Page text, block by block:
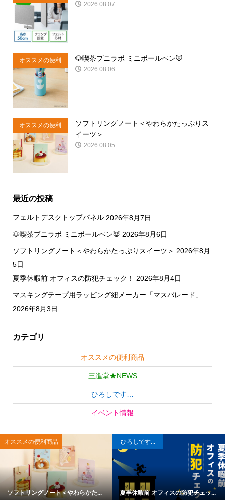
商品
2026.08.07
オススメの便利
商品
🐶喫茶プニラボ ミニボールペン🦊
2026.08.06
オススメの便利
商品
ソフトリングノート＜やわらかたっぷりス
イーツ＞
2026.08.05
最近の投稿
フェルトデスクトップパネル 2026年8月7日
🐶喫茶プニラボ ミニボールペン🦊 2026年8月6日
ソフトリングノート＜やわらかたっぷりスイーツ＞ 2026年8月
5日
夏季休暇前 オフィスの防犯チェック！
2026年8月4日
マスキングテープ用ラッピング紐メーカー「マスパレード」
2026年8月3日
カテゴリ
オススメの便利商品
三進堂★NEWS
ひろしです…
イベント情報
オススメの便利商品
ソフトリングノート＜やわらかた...
ひろしです...
夏季休暇前 オフィスの防犯チェッ...